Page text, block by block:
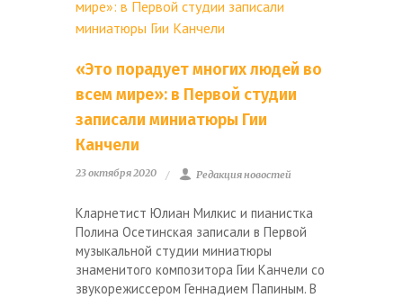
«Это порадует многих людей во
всем мире»: в Первой студии
записали миниатюры Гии
Канчели
23 октября 2020 Редакция новостей
Кларнетист Юлиан Милкис и пианистка
Полина Осетинская записали в Первой
музыкальной студии миниатюры
знаменитого композитора Гии Канчели со
звукорежиссером Геннадием Папиным. В